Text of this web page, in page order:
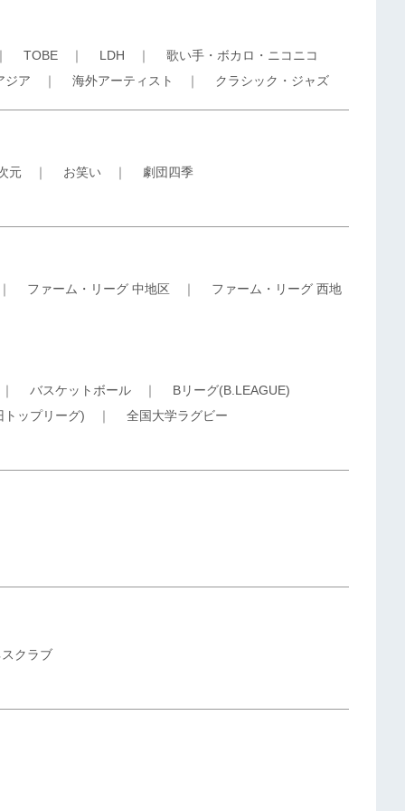
TOBE ｜ LDH ｜ 歌い手・ボカロ・ニコニコ
ジア ｜ 海外アーティスト ｜ クラシック・ジャズ
元 ｜ お笑い ｜ 劇団四季
ファーム・リーグ 中地区 ｜ ファーム・リーグ 西地
バスケットボール ｜ Bリーグ(B.LEAGUE)
トップリーグ) ｜ 全国大学ラグビー
クラブ